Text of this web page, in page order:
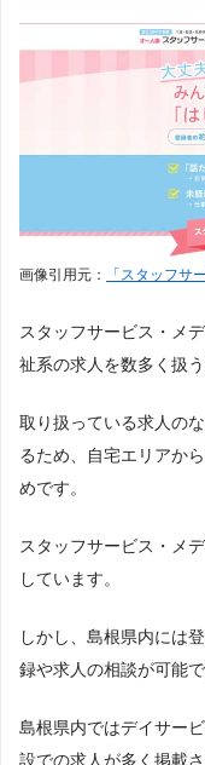
画像引用元： 「スタッフサ
スタッフサービス・メ
祉系の求人を数多く扱う
取り扱っている求人の
るため、自宅エリアか
めです。
スタッフサービス・メ
しています。
しかし、島根県内には
録や求人の相談が可能で
島根県内ではデイサー
設での求人が多く掲載さ